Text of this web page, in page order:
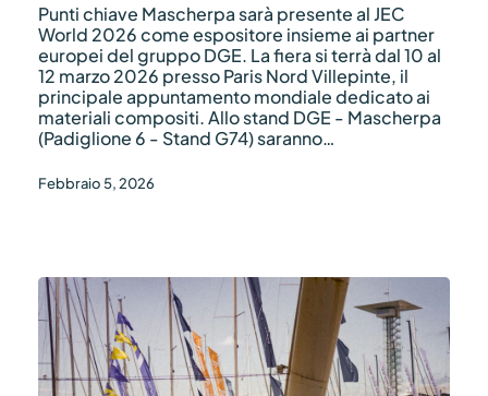
processi
Punti chiave Mascherpa sarà presente al JEC
World 2026 come espositore insieme ai partner
europei del gruppo DGE. La fiera si terrà dal 10 al
12 marzo 2026 presso Paris Nord Villepinte, il
principale appuntamento mondiale dedicato ai
materiali compositi. Allo stand DGE - Mascherpa
(Padiglione 6 - Stand G74) saranno…
Febbraio 5, 2026